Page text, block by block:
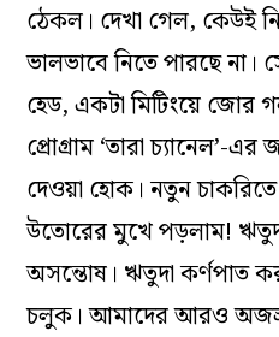
ঠেকল। দেখা গেল, কেউই
ভালভাবে নিতে পারছে না।
হেড, একটা মিটিংয়ে
প্রোগ্রাম ‘তারা চ‌্যানেল’-
দেওয়া হোক। নতুন
উতোরের মুখে পড়লাম!
অসন্তোষ। ঋতুদা কর্ণপাত
চলুক। আমাদের আরও অজস্র